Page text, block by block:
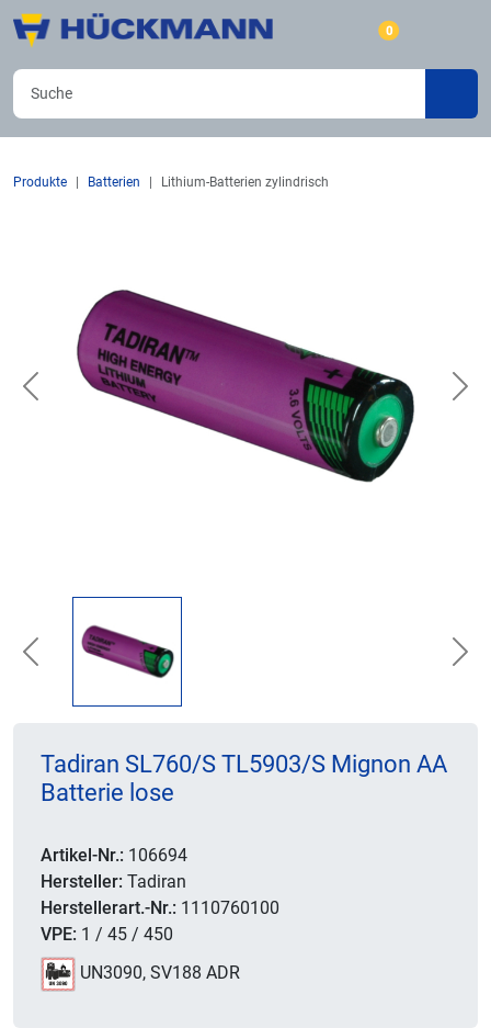
0
Produkte Batterien Lithium-Batterien zylindrisch
Previous
Previous
Tadiran SL760/S TL5903/S Mignon AA
Batterie lose
Artikel-Nr.: 106694
Hersteller: Tadiran
Herstellerart.-Nr.: 1110760100
VPE: 1 / 45 / 450
UN3090, SV188 ADR